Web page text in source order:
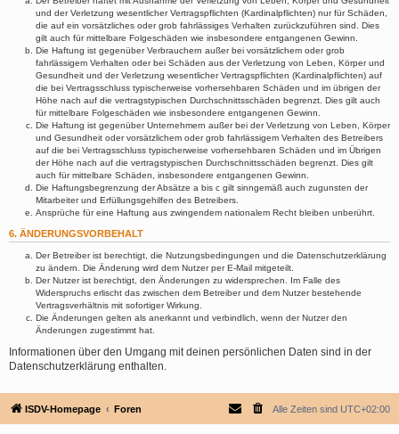
und der Verletzung wesentlicher Vertragspflichten (Kardinalpflichten) nur für Schäden,
die auf ein vorsätzliches oder grob fahrlässiges Verhalten zurückzuführen sind. Dies
gilt auch für mittelbare Folgeschäden wie insbesondere entgangenen Gewinn.
Die Haftung ist gegenüber Verbrauchern außer bei vorsätzlichem oder grob
fahrlässigem Verhalten oder bei Schäden aus der Verletzung von Leben, Körper und
Gesundheit und der Verletzung wesentlicher Vertragspflichten (Kardinalpflichten) auf
die bei Vertragsschluss typischerweise vorhersehbaren Schäden und im übrigen der
Höhe nach auf die vertragstypischen Durchschnittsschäden begrenzt. Dies gilt auch
für mittelbare Folgeschäden wie insbesondere entgangenen Gewinn.
Die Haftung ist gegenüber Unternehmern außer bei der Verletzung von Leben, Körper
und Gesundheit oder vorsätzlichem oder grob fahrlässigem Verhalten des Betreibers
auf die bei Vertragsschluss typischerweise vorhersehbaren Schäden und im Übrigen
der Höhe nach auf die vertragstypischen Durchschnittsschäden begrenzt. Dies gilt
auch für mittelbare Schäden, insbesondere entgangenen Gewinn.
Die Haftungsbegrenzung der Absätze a bis c gilt sinngemäß auch zugunsten der
Mitarbeiter und Erfüllungsgehilfen des Betreibers.
Ansprüche für eine Haftung aus zwingendem nationalem Recht bleiben unberührt.
6. ÄNDERUNGSVORBEHALT
Der Betreiber ist berechtigt, die Nutzungsbedingungen und die Datenschutzerklärung
zu ändern. Die Änderung wird dem Nutzer per E-Mail mitgeteilt.
Der Nutzer ist berechtigt, den Änderungen zu widersprechen. Im Falle des
Widerspruchs erlischt das zwischen dem Betreiber und dem Nutzer bestehende
Vertragsverhältnis mit sofortiger Wirkung.
Die Änderungen gelten als anerkannt und verbindlich, wenn der Nutzer den
Änderungen zugestimmt hat.
Informationen über den Umgang mit deinen persönlichen Daten sind in der
Datenschutzerklärung enthalten.
ISDV-Homepage Foren Alle Zeiten sind UTC+02:00